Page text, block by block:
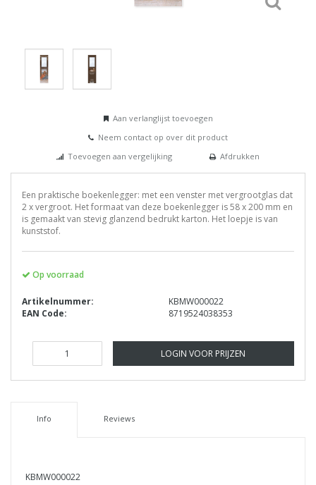
Aan verlanglijst toevoegen
Neem contact op over dit product
Toevoegen aan vergelijking
Afdrukken
Een praktische boekenlegger: met een venster met vergrootglas dat
2 x vergroot. Het formaat van deze boekenlegger is 58 x 200 mm en
is gemaakt van stevig glanzend bedrukt karton. Het loepje is van
kunststof.
Op voorraad
Artikelnummer:
KBMW000022
EAN Code:
8719524038353
LOGIN VOOR PRIJZEN
Info Reviews
KBMW000022